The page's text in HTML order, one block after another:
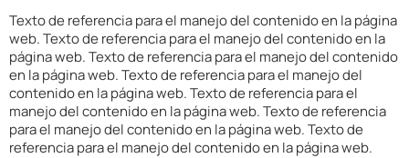
Texto de referencia para el manejo del contenido en la página
web. Texto de referencia para el manejo del contenido en la
página web. Texto de referencia para el manejo del contenido
en la página web. Texto de referencia para el manejo del
contenido en la página web. Texto de referencia para el
manejo del contenido en la página web. Texto de referencia
para el manejo del contenido en la página web. Texto de
referencia para el manejo del contenido en la página web.